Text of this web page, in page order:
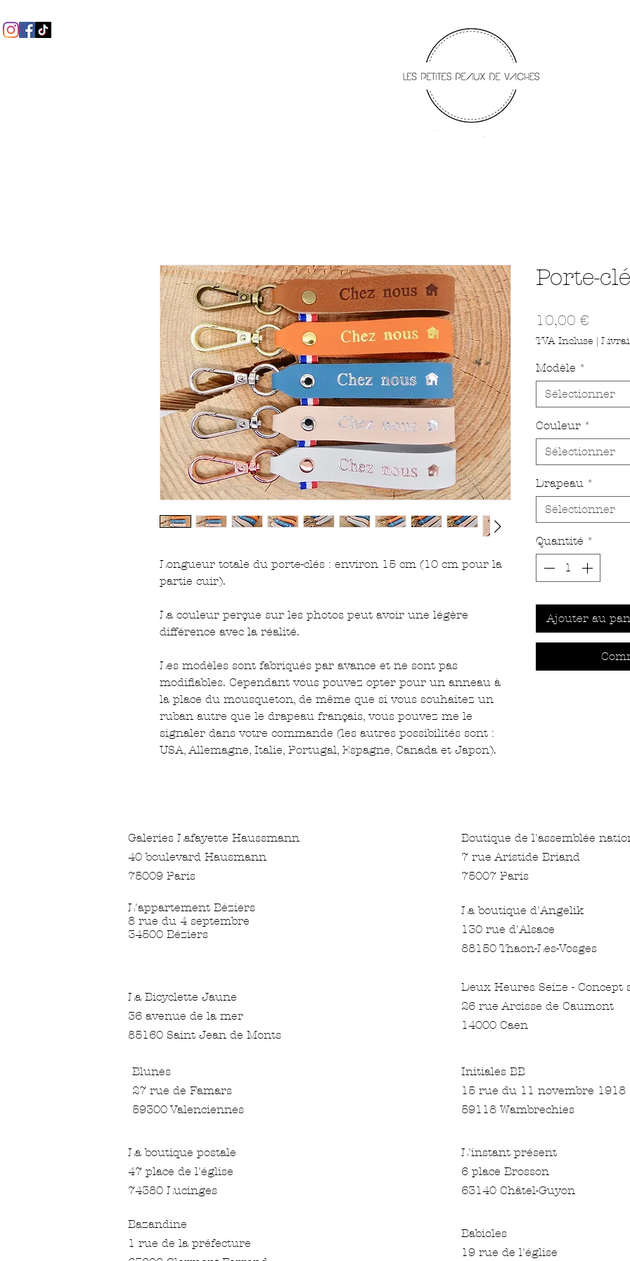
Longueur totale du porte-clés : environ 15 cm (10 cm pour la
partie cuir).
La couleur perçue sur les photos peut avoir une légère
différence avec la réalité.
Les modèles sont fabriqués par avance et ne sont pas
modifiables. Cependant vous pouvez opter pour un anneau à
la place du mousqueton, de même que si vous souhaitez un
ruban autre que le drapeau français, vous pouvez me le
signaler dans votre commande (les autres possibilités sont :
USA, Allemagne, Italie, Portugal, Espagne, Canada et Japon).
Porte-
10,00 €
TVA Incluse |
Modèle *
Sélectionner
Couleur *
Sélectionner
Drapeau *
Sélectionner
Quantité *
Ajouter au
Galeries Lafayette Haussmann
40 boulevard Hausmann
75009 Paris
L'appartement Béziers
8 rue du 4 septembre
34500 Béziers
La Bicyclette Jaune
36 avenue de la mer
85160 Saint Jean de Monts
Blunes
27 rue de Famars
59300 Valenciennes
La boutique postale
47 place de l'église
74380 Lucinges
Bazandine
1 rue de la préfecture
Boutique de l'assemblée
7 rue Aristide Briand
75007 Paris
La boutique d'Angelik
130 rue d'Alsace
88150 Thaon-Les-Vosges
Deux Heures Seize - Concept
26 rue Arcisse de Caumont
14000 Caen
Initiales BB
15 rue du 11 novembre 1918
59118 Wambrechies
L'instant présent
6 place Brosson
63140 Châtel-Guyon
Babioles
19 rue de l'église